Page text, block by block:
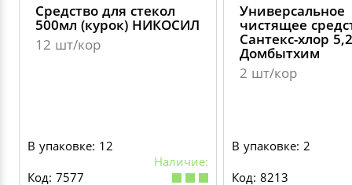
Средство для стекол
500мл (курок) НИКОСИЛ
12 шт/кор
В упаковке: 12
Наличие:
Код: 7577
Универсальное
чистящее
Сантекс-хлор
Домбытхим
2 шт/кор
В упаковке: 2
Код: 8213